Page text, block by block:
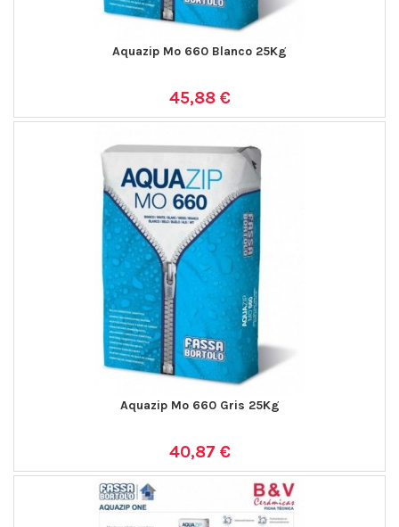
Aquazip Mo 660 Blanco 25Kg
45,88 €
Aquazip Mo 660 Gris 25Kg
40,87 €